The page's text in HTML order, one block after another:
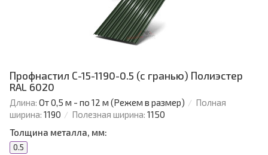
Профнастил С-15-1190-0.5 (с гранью) Полиэстер
RAL 6020
Длина: От 0,5 м - по 12 м (Режем в размер)
Полная
ширина: 1190 Полезная ширина: 1150
Толщина металла, мм:
0.5